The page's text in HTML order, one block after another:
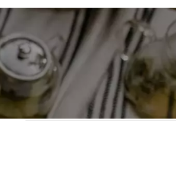
KATEGORIJAS
Jaunumi
Medijos